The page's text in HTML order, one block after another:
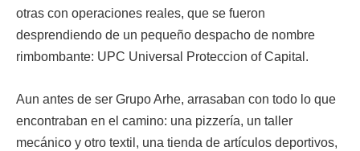
otras con operaciones reales, que se fueron
desprendiendo de un pequeño despacho de nombre
rimbombante: UPC Universal Proteccion of Capital.
Aun antes de ser Grupo Arhe, arrasaban con todo lo que
encontraban en el camino: una pizzería, un taller
mecánico y otro textil, una tienda de artículos deportivos,